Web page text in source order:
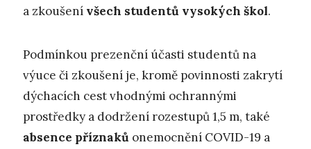
a zkoušení všech studentů vysokých škol.
Podmínkou prezenční účasti studentů na
výuce či zkoušení je, kromě povinnosti zakrytí
dýchacích cest vhodnými ochrannými
prostředky a dodržení rozestupů 1,5 m, také
absence příznaků onemocnění COVID-19 a